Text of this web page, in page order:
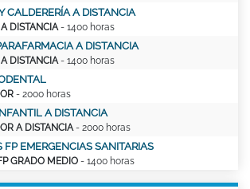
CALDERERÍA A DISTANCIA
DISTANCIA - 1400 horas
A DISTANCIA
DISTANCIA - 1400 horas
- 2000 horas
A DISTANCIA
A DISTANCIA - 2000 horas
FP EMERGENCIAS SANITARIAS
GRADO MEDIO - 1400 horas